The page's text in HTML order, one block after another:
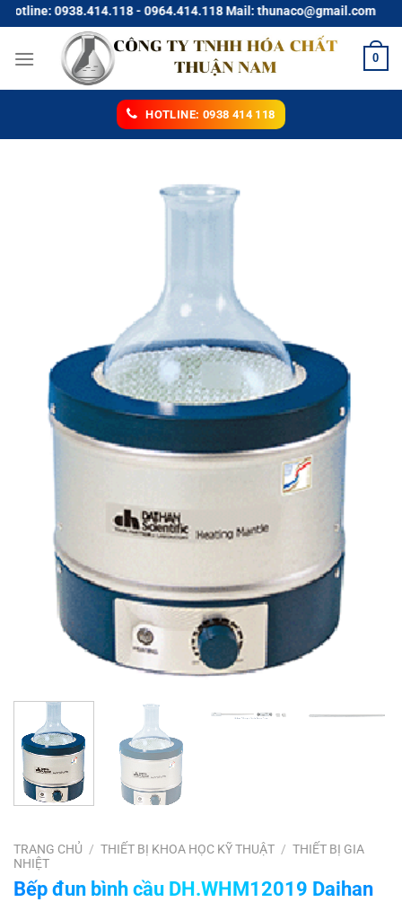
Chuyển
đến
nội
0938.414.118 - 0964.414.118 Mail: thunaco@gmail.com
0
HOTLINE: 0938 414 118
TRANG CHỦ / THIẾT BỊ KHOA HỌC KỸ THUẬT / THIẾT BỊ GIA
NHIỆT
Bếp đun bình cầu DH.WHM12019 Daihan